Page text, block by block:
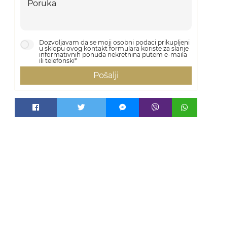
Dozvoljavam da se moji osobni podaci prikupljeni
u sklopu ovog kontakt formulara koriste za slanje
informativnih ponuda nekretnina putem e-maila
ili telefonski*
Pošalji